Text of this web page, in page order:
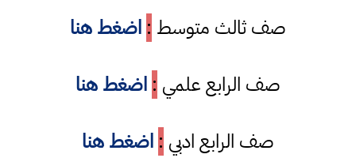
صف ثالث متوسط : اضغط هنا
صف الرابع علمي : اضغط هنا
صف الرابع ادبي : اضغط هنا